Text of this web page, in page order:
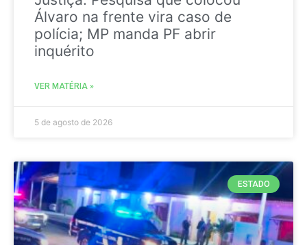
Álvaro na frente vira caso de
polícia; MP manda PF abrir
inquérito
VER MATÉRIA »
5 de agosto de 2026
ESTADO